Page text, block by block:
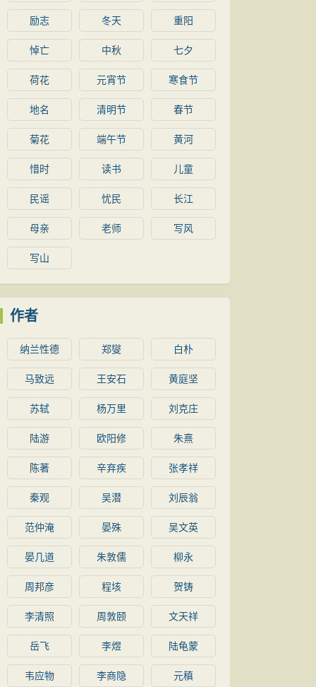
励志 冬天 重阳
悼亡 中秋 七夕
荷花 元宵节 寒食节
地名 清明节 春节
菊花 端午节 黄河
惜时 读书 儿童
民谣 忧民 长江
母亲 老师 写风
写山
作者
纳兰性德 郑燮 白朴
马致远 王安石 黄庭坚
苏轼 杨万里 刘克庄
陆游 欧阳修 朱熹
陈著 辛弃疾 张孝祥
秦观 吴潜 刘辰翁
范仲淹 晏殊 吴文英
晏几道 朱敦儒 柳永
周邦彦 程垓 贺铸
李清照 周敦颐 文天祥
岳飞 李煜 陆龟蒙
韦应物 李商隐 元稹